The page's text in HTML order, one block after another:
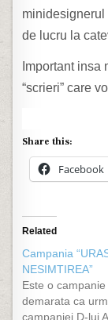
minidesignerul
de lucru la
Important
“scrieri” care
Share this:
Facebook
Related
Campania
NESIMTIREA”
Este o campanie
demarata ca
campaniei D-lui